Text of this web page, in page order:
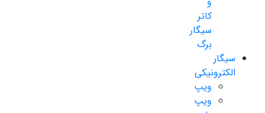
کاتر
سیگار
برگ
سیگار
الکترونیکی
ویپ
ویپ